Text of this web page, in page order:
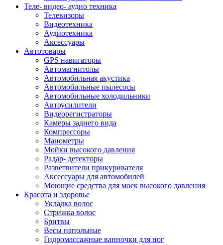
Теле- видео- аудио техника
Телевизоры
Видеотехника
Аудиотехника
Аксессуары
Автотовары
GPS навигаторы
Автомагнитолы
Автомобильная акустика
Автомобильные пылесосы
Автомобильные холодильники
Автоусилители
Видеорегистраторы
Камеры заднего вида
Компрессоры
Манометры
Мойки высокого давления
Радар- детекторы
Разветвители прикуривателя
Аксессуары для автомобилей
Моющие средства для моек высокого давления
Красота и здоровье
Укладка волос
Стрижка волос
Бритвы
Весы напольные
Гидромассажные ванночки для ног